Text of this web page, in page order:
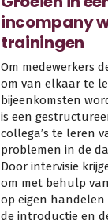
incompany
trainingen
Om medewerkers
om van elkaar te
bijeenkomsten
is een
collega’s te leren
problemen in de
Door intervisie
om met behulp
op eigen
de introductie en